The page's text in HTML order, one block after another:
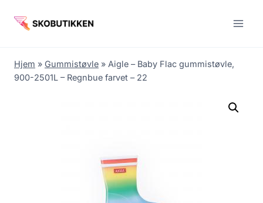
Hjem » Gummistøvle » Aigle – Baby Flac gummistøvle,
900-2501L – Regnbue farvet – 22